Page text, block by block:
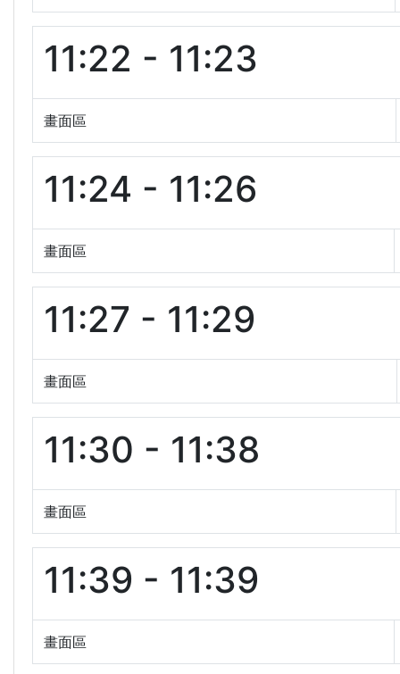
11:22 - 11:23
畫面區
11:24 - 11:26
畫面區
11:27 - 11:29
畫面區
11:30 - 11:38
畫面區
11:39 - 11:39
畫面區